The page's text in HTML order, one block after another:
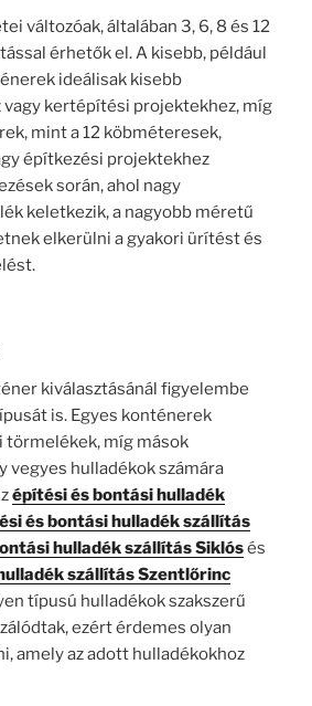
változóak, általában 3, 6, 8 és 12
érhetők el. A kisebb, például
ideálisak kisebb
vagy kertépítési projektekhez, míg
mint a 12 köbméteresek,
építkezési projektekhez
során, ahol nagy
keletkezik, a nagyobb méretű
elkerülni a gyakori ürítést és
kiválasztásánál figyelembe
is. Egyes konténerek
míg mások
vegyes hulladékok számára
építési és bontási hulladék
és bontási hulladék szállítás
hulladék szállítás Siklósés
szállítás Szentlőrinc
típusú hulladékok szakszerű
ezért érdemes olyan
amely az adott hulladékokhoz